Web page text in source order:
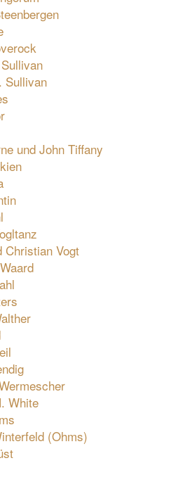
Sullivan
und John Tiffany
Christian Vogt
White
(Ohms)